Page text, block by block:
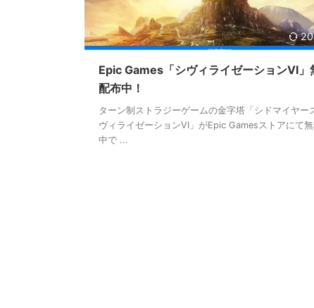
Epic Games「シヴィライゼーションVI」
配布中！
ターン制ストラジーゲームの金字塔「シドマイヤ
ヴィライゼーションVI」がEpic Gamesストアにて
中で ...